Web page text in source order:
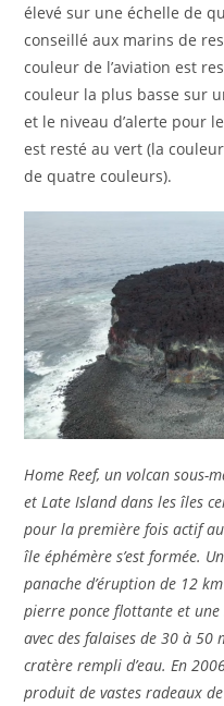
élevé sur une échelle de
conseillé aux marins de
couleur de l’aviation est
couleur la plus basse sur
et le niveau d’alerte pour
est resté au vert (la
de quatre couleurs).
Home Reef, un volcan sous-
et Late Island dans les îles
pour la première fois actif au
île éphémère s’est formée.
panache d’éruption de 12
pierre ponce flottante et
avec des falaises de 30 à
cratère rempli d’eau. En
produit de vastes radeaux